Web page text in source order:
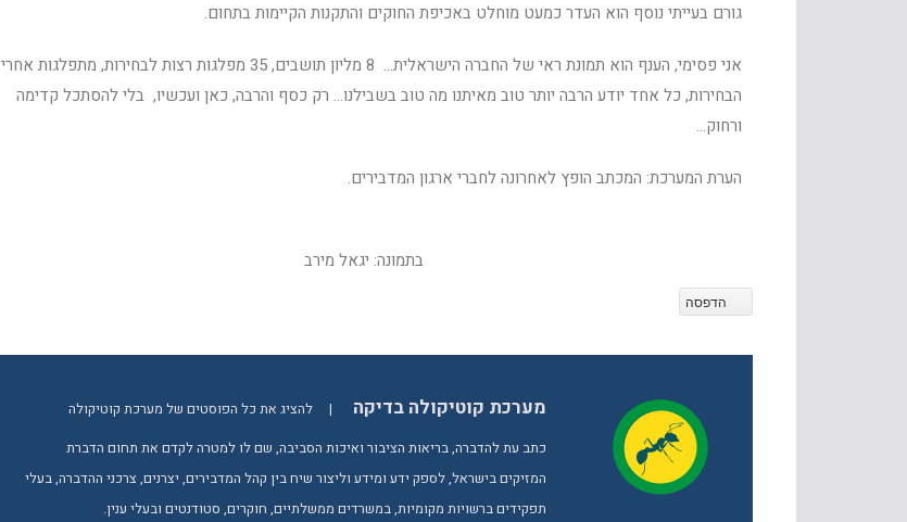
גורם בעייתי נוסף הוא העדר כמעט מוחלט באכיפת החוקים והתקנות הקיימות בתחום.
אני פסימי, הענף הוא תמונת ראי של החברה הישראלית… 8 מליון תושבים, 35 מפלגות רצות לבחירות, מתפלגות אחרי
הבחירות, כל אחד יודע הרבה יותר טוב מאיתנו מה טוב בשבילנו… רק כסף והרבה, כאן ועכשיו, בלי להסתכל קדימה
ורחוק…
הערת המערכת: המכתב הופץ לאחרונה לחברי ארגון המדבירים.
בתמונה: יגאל מירב
הדפסה
מערכת קוטיקולה בדיקה |
להציג את כל הפוסטים של מערכת קוטיקולה
כתב עת להדברה, בריאות הציבור ואיכות הסביבה, שם לו למטרה לקדם את תחום הדברת
המזיקים בישראל, לספק ידע ומידע וליצור שיח בין קהל המדבירים, יצרנים, צרכני ההדברה, בעלי
תפקידים ברשויות מקומיות, במשרדים ממשלתיים, חוקרים, סטודנטים ובעלי ענין.